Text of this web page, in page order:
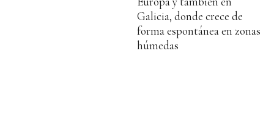
Galicia, donde crece de
forma espontánea en zonas
húmedas